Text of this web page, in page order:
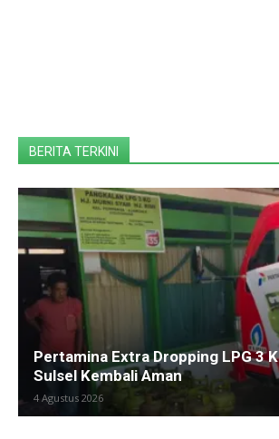
BERITA TERKINI
Pertamina Extra Dropping LPG 3
Sulsel Kembali Aman
4 Agustus 2026